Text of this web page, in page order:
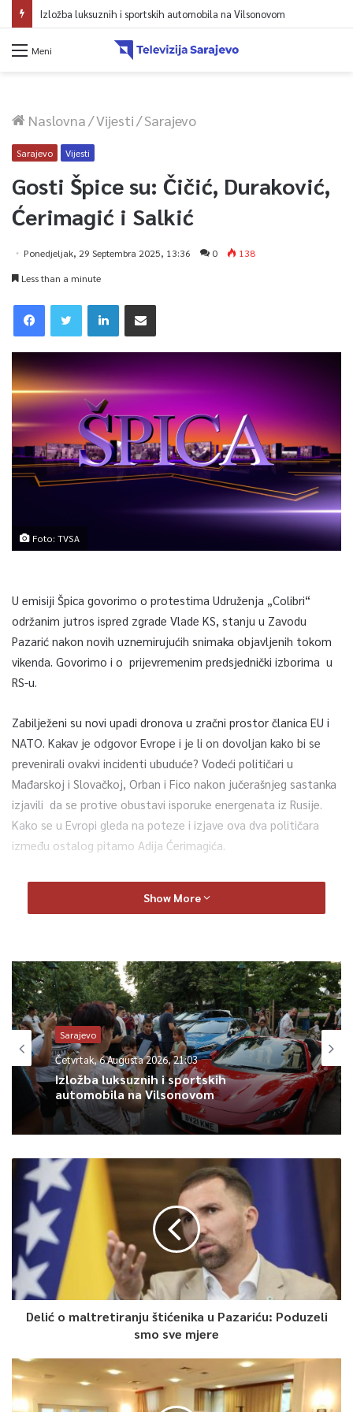
Izložba luksuznih i sportskih automobila na Vilsonovom
Meni
Naslovna/Vijesti/Sarajevo
Sarajevo Vijesti
Gosti Špice su: Čičić, Duraković,
Ćerimagić i Salkić
Ponedjeljak, 29 Septembra 2025, 13:36 0
138
Less than a minute
Foto: TVSA
U emisiji Špica govorimo o protestima Udruženja „Colibri“
održanim jutros ispred zgrade Vlade KS, stanju u Zavodu
Pazarić nakon novih uznemirujućih snimaka objavljenih tokom
vikenda. Govorimo i o prijevremenim predsjednički izborima u
RS-u.
Zabilježeni su novi upadi dronova u zračni prostor članica EU i
NATO. Kakav je odgovor Evrope i je li on dovoljan kako bi se
prevenirali ovakvi incidenti ubuduće? Vodeći političari u
Mađarskoj i Slovačkoj, Orban i Fico nakon jučerašnjeg sastanka
izjavili da se protive obustavi isporuke energenata iz Rusije.
Kako se u Evropi gleda na poteze i izjave ova dva političara
između ostalog pitamo Adija Ćerimagića.
Nadolazeći repertoar u SARTR-u najavljujemo sa direktoricom
0
Article Rating
Show More
Sarajevo
Četvrtak, 6 Augusta 2026, 21:03
Izložba luksuznih i sportskih
automobila na Vilsonovom
Delić o maltretiranju štićenika u Pazariću: Poduzeli
smo sve mjere